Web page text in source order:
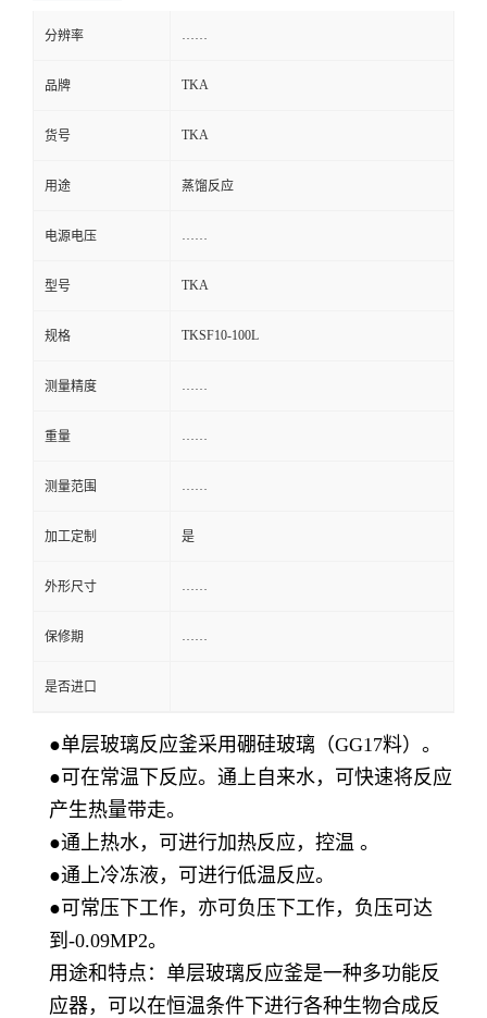
分辨率
品牌 TKA
货号 TKA
用途 蒸馏反应
电源电压
型号 TKA
规格 TKSF10-100L
测量精度
重量
测量范围
加工定制 是
外形尺寸
保修期
是否进口
●单层玻璃反应釜采用硼硅玻璃（GG17料）。
●可在常温下反应。通上自来水，可快速将反应
产生热量带走。
●通上热水，可进行加热反应，控温 。
●通上冷冻液，可进行低温反应。
●可常压下工作，亦可负压下工作，负压可达
到-0.09MP2。
用途和特点 ：单层玻璃反应釜是一种多功能反
应器，可以在恒温条件下进行各种生物合成反